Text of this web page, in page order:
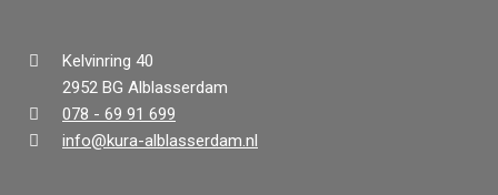
Kelvinring 40
2952 BG Alblasserdam
078 - 69 91 699
info@kura-alblasserdam.nl